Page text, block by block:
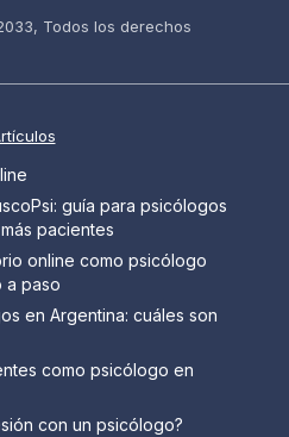
Todos los derechos
guía para psicólogos
pacientes
online como psicólogo
a paso
en Argentina: cuáles son
como psicólogo en
con un psicólogo?